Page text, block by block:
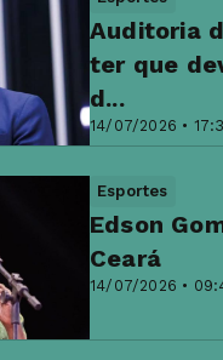
14/07/2026 •
Auditoria
ter que
d...
Esportes
14/07/2026 •
Edson
Ceará